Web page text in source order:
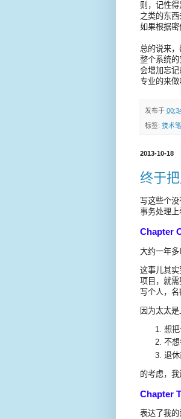
则，记性
之类的东
如果根据密
总的说来
整个系统
会增加忘
专业的来做
发布于
标签: 技术
2013-10-18
终于
写这些个
事务处理上
Chapter
大约一年多
这事儿其
项目，就
写个人，
因为太太
想把
不
退休
的考虑，我
Chapter
表达了我